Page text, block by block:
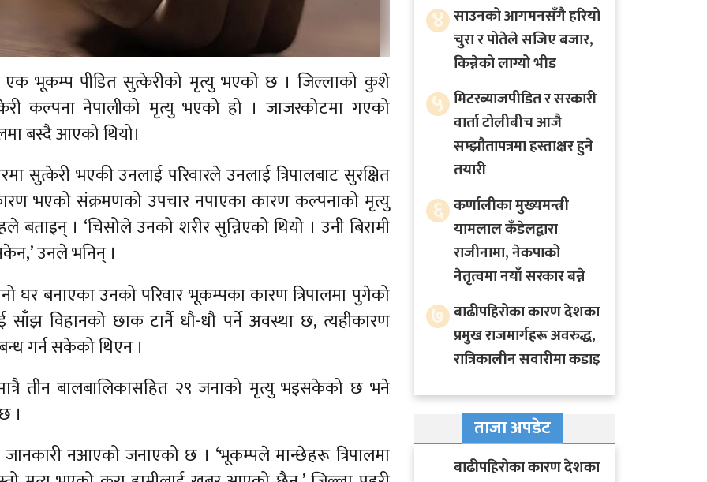
एक भूकम्प पीडित सुत्केरीको मृत्यु भएको छ । जिल्लाको कुशे
कल्पना नेपालीको मृत्यु भएको हो । जाजरकोटमा गएको
बस्दै आएको थियो।
सुत्केरी भएकी उनलाई परिवारले उनलाई त्रिपालबाट सुरक्षित
भएको संक्रमणको उपचार नपाएका कारण कल्पनाको मृत्यु
बताइन् । ‘चिसोले उनको शरीर सुन्निएको थियो । उनी बिरामी
उनले भनिन् ।
घर बनाएका उनको परिवार भूकम्पका कारण त्रिपालमा पुगेको
साँझ विहानको छाक टार्नै धौ-धौ पर्ने अवस्था छ, त्यहीकारण
गर्न सकेको थिएन ।
तीन बालबालिकासहित २९ जनाको मृत्यु भइसकेको छ भने
।
जानकारी नआएको जनाएको छ । ‘भूकम्पले मान्छेहरू त्रिपालमा
४ साउनको आगमनसँगै हरियो
चुरा र पोतेले सजिए बजार,
किन्नेको लाग्यो भीड
५ मिटरब्याजपीडित र सरकारी
वार्ता टोलीबीच आजै
सम्झौतापत्रमा हस्ताक्षर हुने
तयारी
६ कर्णालीका मुख्यमन्त्री
यामलाल कँडेलद्वारा
राजीनामा, नेकपाको
नेतृत्वमा नयाँ सरकार बन्ने
७ बाढीपहिरोका कारण देशका
प्रमुख राजमार्गहरू अवरुद्ध,
रात्रिकालीन सवारीमा कडाइ
ताजा अपडेट
बाढीपहिरोका कारण देशका